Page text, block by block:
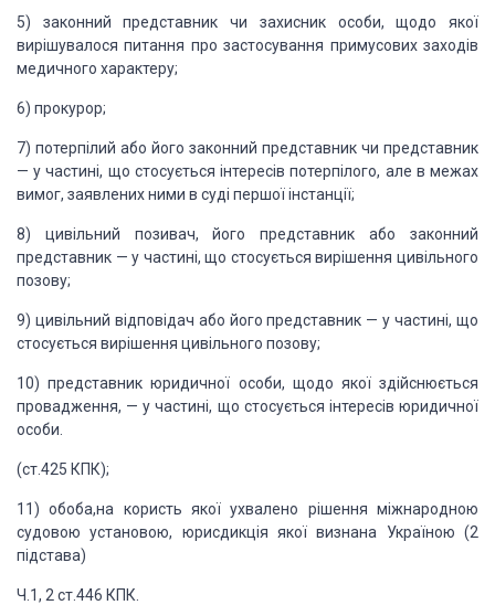
5) законний представник чи захисник особи, щодо якої
вирішувалося питання про застосування примусових заходів
медичного характеру;
6) прокурор;
7) потерпілий або його законний представник чи представник
— у частині, що стосується інтересів потерпілого, але в межах
вимог, заявлених ними в суді першої інстанції;
8) цивільний позивач, його представник або законний
представник — у частині, що стосується вирішення цивільного
позову;
9) цивільний відповідач або його представник — у частині, що
стосується вирішення цивільного позову;
10) представник юридичної особи, щодо якої здійснюється
провадження, — у частині, що стосується інтересів юридичної
особи.
(ст.425 КПК);
11) обоба,на користь якої ухвалено рішення міжнародною
судовою установою, юрисдикція якої визнана Україною (2
підстава)
Ч.1, 2 ст.446 КПК.